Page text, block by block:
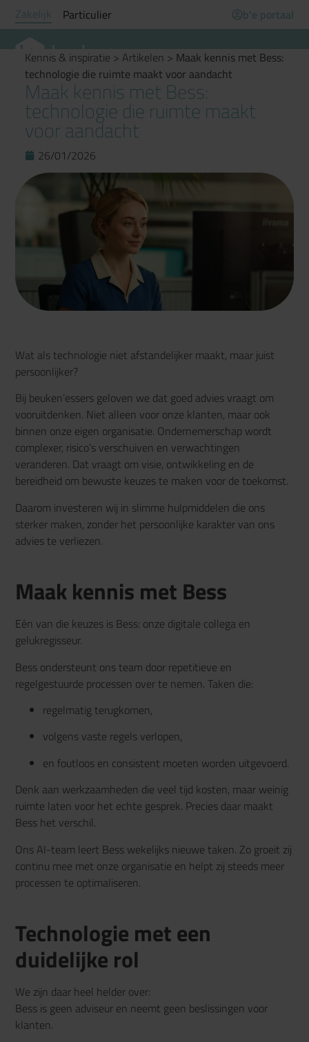
Zakelijk Particulier b'e portaal
Kennis & inspiratie > Artikelen > Maak kennis met Bess:
technologie die ruimte maakt voor aandacht
Maak kennis met Bess:
technologie die ruimte maakt
voor aandacht
26/01/2026
Wat als technologie niet afstandelijker maakt, maar juist
persoonlijker?
Bij beuken’essers geloven we dat goed advies vraagt om
vooruitdenken. Niet alleen voor onze klanten, maar ook
binnen onze eigen organisatie. Ondernemerschap wordt
complexer, risico’s verschuiven en verwachtingen
veranderen. Dat vraagt om visie, ontwikkeling en de
bereidheid om bewuste keuzes te maken voor de toekomst.
Daarom investeren wij in slimme hulpmiddelen die ons
sterker maken, zonder het persoonlijke karakter van ons
advies te verliezen.
Maak kennis met Bess
Eén van die keuzes is Bess: onze digitale collega en
gelukregisseur.
Bess ondersteunt ons team door repetitieve en
regelgestuurde processen over te nemen. Taken die:
regelmatig terugkomen,
volgens vaste regels verlopen,
en foutloos en consistent moeten worden uitgevoerd.
Denk aan werkzaamheden die veel tijd kosten, maar weinig
ruimte laten voor het echte gesprek. Precies daar maakt
Bess het verschil.
Ons AI-team leert Bess wekelijks nieuwe taken. Zo groeit zij
continu mee met onze organisatie en helpt zij steeds meer
processen te optimaliseren.
Technologie met een
duidelijke rol
We zijn daar heel helder over:
Bess is geen adviseur en neemt geen beslissingen voor
klanten.